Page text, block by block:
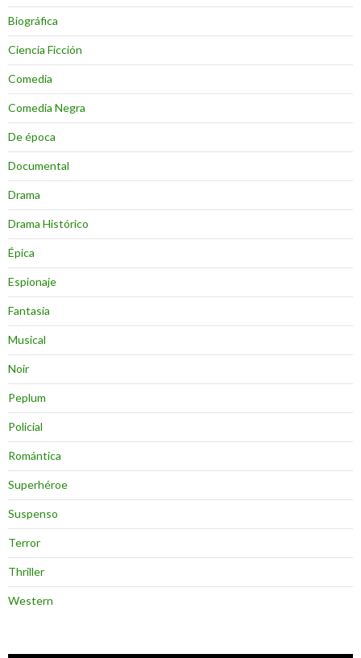
Biográfica
Ciencia Ficción
Comedia
Comedia Negra
De época
Documental
Drama
Drama Histórico
Épica
Espionaje
Fantasia
Musical
Noir
Peplum
Policial
Romántica
Superhéroe
Suspenso
Terror
Thriller
Western